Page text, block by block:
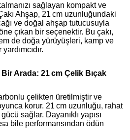
sağlayan kompakt ve
Ahşap, 21 cm uzunluğundaki
ve doğal ahşap tutucusuyla
çıkan bir seçenektir. Bu çakı,
de doğa yürüyüşleri, kamp ve
Bir Arada: 21 cm Çelik Bıçak
çelikten üretilmiştir ve
korur. 21 cm uzunluğu, rahat
sağlar. Dayanıklı yapısı
bile performansından ödün